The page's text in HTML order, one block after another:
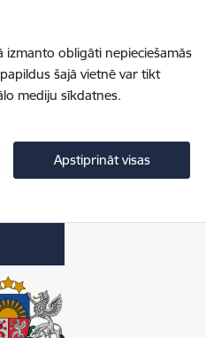
obligāti nepieciešamās
šajā vietnē var tikt
mediju sīkdatnes.
Apstiprināt visas